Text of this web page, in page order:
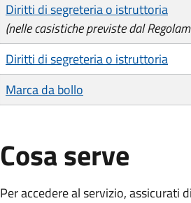
Diritti di segreteria o istruttoria
(nelle casistiche previste dal
Diritti di segreteria o istruttoria
Marca da bollo
Cosa serve
Per accedere al servizio, assicurati